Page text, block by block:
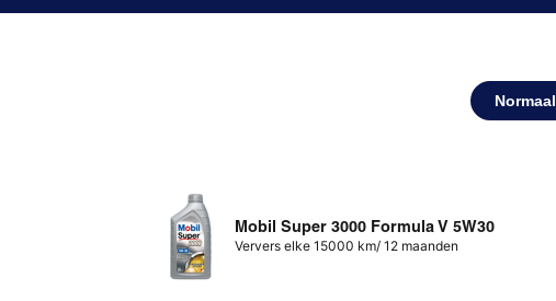
Normaal
Mobil Super 3000 Formula V 5W30
Ververs elke 15000 km/ 12 maanden